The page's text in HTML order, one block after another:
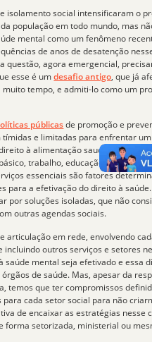
isolamento social intensificaram o
população em todo mundo, mas
mental como um fenômeno
de anos de desatenção
questão, agora emergencial,
esse é umdesafio antigo , que já
muito tempo, e admiti-lo como um
públicas de promoção e
e limitadas para enfrentar
à alimentação saudável e
trabalho, educação, transporte,
essenciais são fatores
para a efetivação do direito à
por soluções isoladas, que não
outras agendas sociais.
articulação em rede, envolvendo
incluindo outros serviços e setores
saúde mental seja efetivado e essa
de saúde. Mas, apesar da
, temos que ter compromissos
para cada setor social para não
de encaixar as estratégias nesse
forma setorizada, ministerial ou